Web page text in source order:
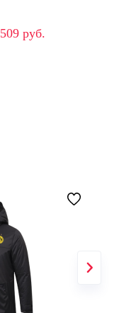
509